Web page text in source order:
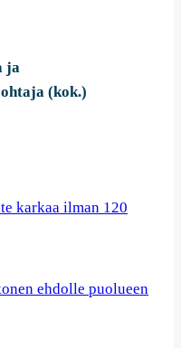
ja
(kok.)
karkaa ilman 120
ehdolle puolueen